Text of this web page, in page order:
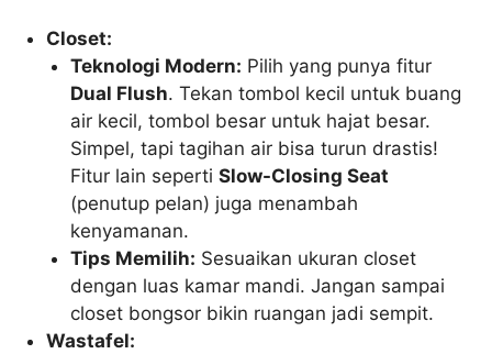
Closet:
Teknologi Modern: Pilih yang punya fitur
Dual Flush. Tekan tombol kecil untuk buang
air kecil, tombol besar untuk hajat besar.
Simpel, tapi tagihan air bisa turun drastis!
Fitur lain sepertiSlow-Closing Seat
(penutup pelan) juga menambah
kenyamanan.
Tips Memilih: Sesuaikan ukuran closet
dengan luas kamar mandi. Jangan sampai
closet bongsor bikin ruangan jadi sempit.
Wastafel: